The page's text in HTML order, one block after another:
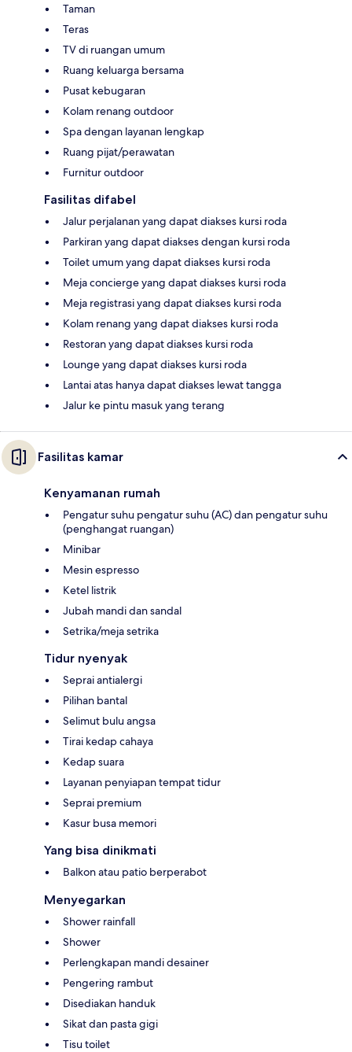
Taman
Teras
TV di ruangan umum
Ruang keluarga bersama
Pusat kebugaran
Kolam renang outdoor
Spa dengan layanan lengkap
Ruang pijat/perawatan
Furnitur outdoor
Fasilitas difabel
Jalur perjalanan yang dapat diakses kursi roda
Parkiran yang dapat diakses dengan kursi roda
Toilet umum yang dapat diakses kursi roda
Meja concierge yang dapat diakses kursi roda
Meja registrasi yang dapat diakses kursi roda
Kolam renang yang dapat diakses kursi roda
Restoran yang dapat diakses kursi roda
Lounge yang dapat diakses kursi roda
Lantai atas hanya dapat diakses lewat tangga
Jalur ke pintu masuk yang terang
Fasilitas kamar
Kenyamanan rumah
Pengatur suhu pengatur suhu (AC) dan pengatur suhu
(penghangat ruangan)
Minibar
Mesin espresso
Ketel listrik
Jubah mandi dan sandal
Setrika/meja setrika
Tidur nyenyak
Seprai antialergi
Pilihan bantal
Selimut bulu angsa
Tirai kedap cahaya
Kedap suara
Layanan penyiapan tempat tidur
Seprai premium
Kasur busa memori
Yang bisa dinikmati
Balkon atau patio berperabot
Menyegarkan
Shower rainfall
Shower
Perlengkapan mandi desainer
Pengering rambut
Disediakan handuk
Sikat dan pasta gigi
Tisu toilet